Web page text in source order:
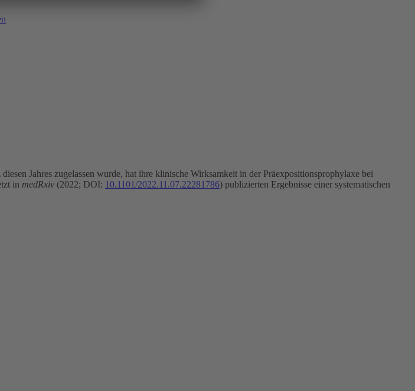
Jahres zugelassen wurde, hat ihre klinische Wirksamkeit in der Präexpositionspro­phy­laxe bei
in medRxiv (2022; DOI: 10.1101/2022.11.07.22281786) publizierten Ergebnisse einer systematischen